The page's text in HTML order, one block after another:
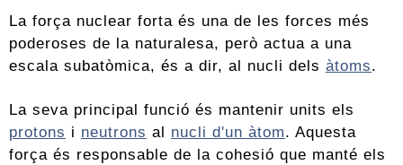
La força nuclear forta és una de les forces més
poderoses de la naturalesa, però actua a una
escala subatòmica, és a dir, al nucli dels àtoms.
La seva principal funció és mantenir units els
protons i neutrons al nucli d'un àtom. Aquesta
força és responsable de la cohesió que manté els